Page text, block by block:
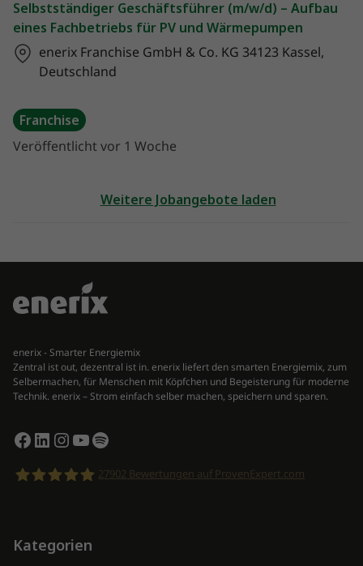
Selbstständiger Geschäftsführer (m/w/d) – Aufbau
eines Fachbetriebs für PV und Wärmepumpen
enerix Franchise GmbH & Co. KG 34123 Kassel,
Deutschland
Franchise
Veröffentlicht vor 1 Woche
Weitere Jobangebote laden
enerix - Smarter Energiemix
Zentral ist out, dezentral ist in. enerix liefert den smarten Energiemix, zum
Selbermachen, für Menschen mit Köpfchen und Begeisterung für moderne
Technik. enerix – Strom einfach selber machen, speichern und sparen.
Facebook
LinkedIn
Instagram
YouTube
Spotify
27902Bewertungen auf ProvenExpert.com
Kategorien